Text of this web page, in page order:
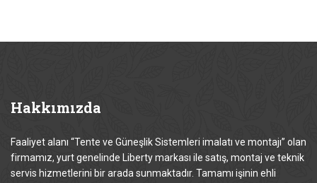
Hakkımızda
Faaliyet alanı “Tente ve Güneşlik Sistemleri imalatı ve montajı” olan
firmamız, yurt genelinde Liberty markası ile satış, montaj ve teknik
servis hizmetlerini bir arada sunmaktadır. Tamamı işinin ehli